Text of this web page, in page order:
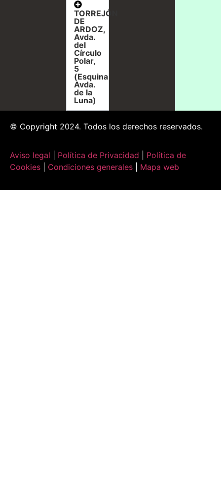
TORREJÓN
DE
ARDOZ,
Avda.
del
Círculo
Polar,
5
(Esquina
Avda.
de la
Luna)
© Copyright 2024. Todos los derechos reservados.
Aviso legal Política de Privacidad
Política de
Cookies
Condiciones generales Mapa web